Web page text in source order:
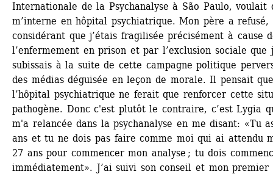
Internationale de la Psychanalyse à São Paulo, voulait
m’interne en hôpital psychiatrique. Mon père a refusé,
considérant que j’étais fragilisée précisément à cause
l’enfermement en prison et par l’exclusion sociale que
subissais à la suite de cette campagne politique
des médias déguisée en leçon de morale. Il pensait
l’hôpital psychiatrique ne ferait que renforcer cette
pathogène. Donc c'est plutôt le contraire, c’est Lygia
m'a relancée dans la psychanalyse en me disant: «Tu
ans et tu ne dois pas faire comme moi qui ai attendu
27 ans pour commencer mon analyse ; tu dois
immédiatement». J’ai suivi son conseil et mon premier